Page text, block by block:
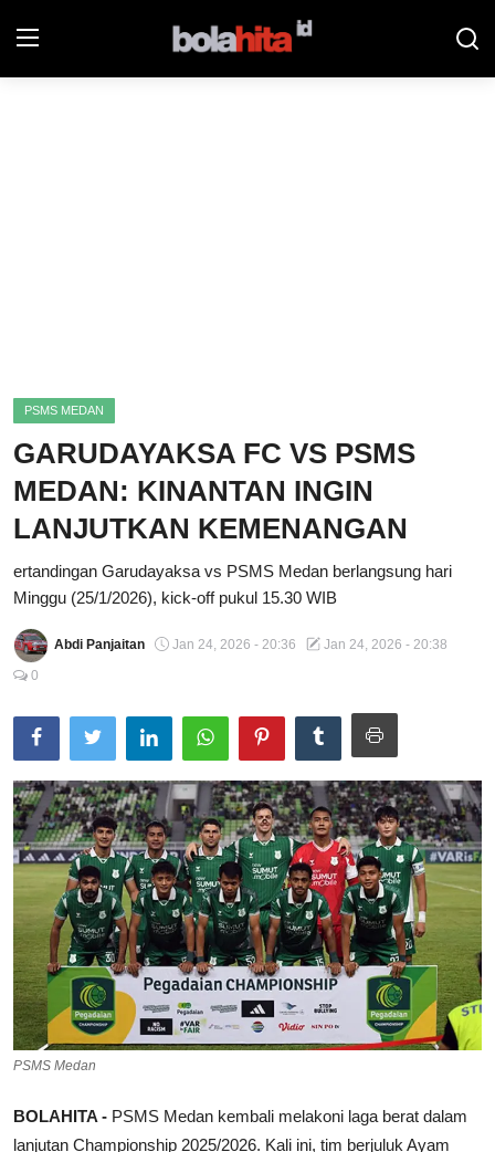
Sportainment
Total Sports
Contact
Pedoman Media Siber
PSMS MEDAN
GARUDAYAKSA FC VS PSMS
MEDAN: KINANTAN INGIN
LANJUTKAN KEMENANGAN
ertandingan Garudayaksa vs PSMS Medan berlangsung hari
Minggu (25/1/2026), kick-off pukul 15.30 WIB
Abdi Panjaitan Jan 24, 2026 - 20:36
Jan 24, 2026 - 20:38
0
PSMS Medan
BOLAHITA - PSMS Medan kembali melakoni laga berat dalam
lanjutan Championship 2025/2026. Kali ini, tim berjuluk Ayam